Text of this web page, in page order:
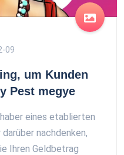
09
um Kunden
Pest megye
eines etablierten
nachdenken,
Ihren Geldbetrag